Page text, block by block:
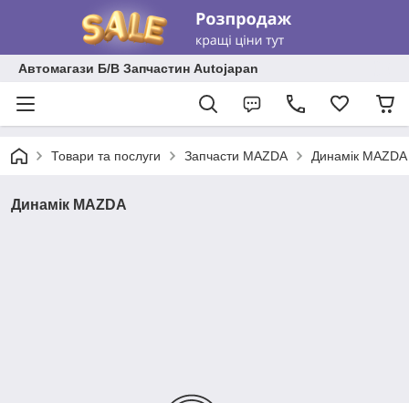
Автомагази Б/В Запчастин Autojapan
Товари та послуги Запчасти MAZDA Динамік MAZDA
Динамік MAZDA